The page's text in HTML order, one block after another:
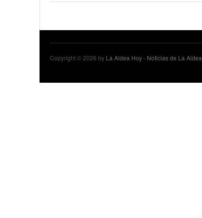
Copyright © 2026 by La Aldea Hoy - Noticias de La Aldea